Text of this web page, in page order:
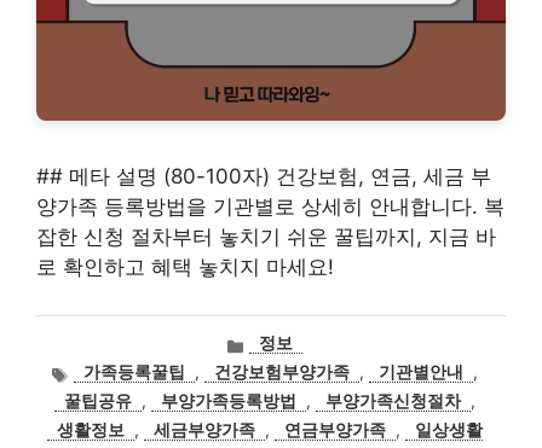
## 메타 설명 (80-100자) 건강보험, 연금, 세금 부
양가족 등록방법을 기관별로 상세히 안내합니다. 복
잡한 신청 절차부터 놓치기 쉬운 꿀팁까지, 지금 바
로 확인하고 혜택 놓치지 마세요!
카
테
고
리
정보
태
그
가족등록꿀팁 , 건강보험부양가족 , 기관별안내
,
꿀팁공유 , 부양가족등록방법 , 부양가족신청절차 ,
생활정보
, 세금부양가족 , 연금부양가족 ,
일상생활